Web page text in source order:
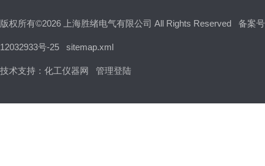
版权所有©2026 上海胜绪电气有限公司 All Rights Reserved 备案
12032933号-25 sitemap.xml
技术支持： 化工仪器网 管理登陆